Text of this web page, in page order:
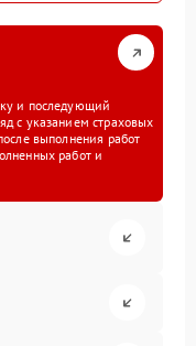
и последующий
с указанием страховых
выполнения работ
работ и